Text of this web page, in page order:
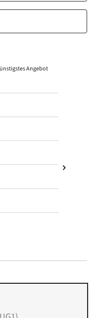
Angebot